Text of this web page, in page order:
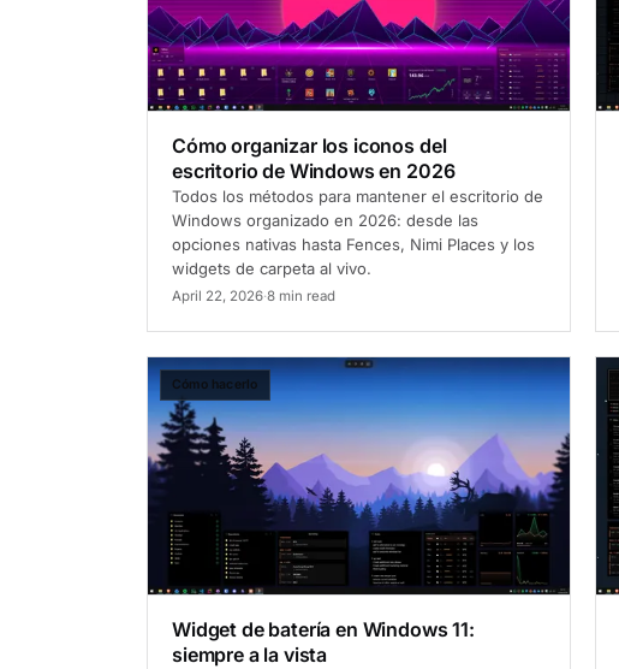
Cómo organizar los iconos del
escritorio de Windows en 2026
Todos los métodos para mantener el escritorio de
Windows organizado en 2026: desde las
opciones nativas hasta Fences, Nimi Places y los
widgets de carpeta al vivo.
April 22, 2026·8 min read
Cómo hacerlo
Widget de batería en Windows 11:
siempre a la vista